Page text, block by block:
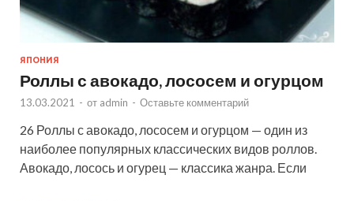
ЯПОНИЯ
Роллы с авокадо, лососем и огурцом
13.03.2021 - от admin - Оставьте комментарий
26 Роллы с авокадо, лососем и огурцом — один из
наиболее популярных классических видов роллов.
Авокадо, лосось и огурец — классика жанра. Если